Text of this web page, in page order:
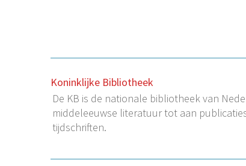
Koninklijke Bibliotheek
De KB is de nationale bibliotheek van
middeleeuwse literatuur tot aan
tijdschriften.